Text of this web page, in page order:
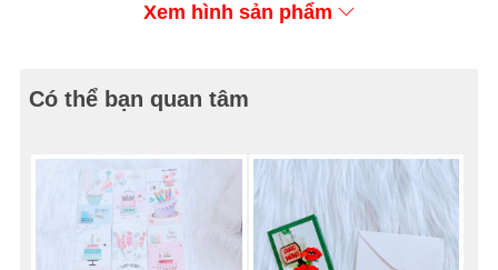
Xem hình sản phẩm
Có thể bạn quan tâm